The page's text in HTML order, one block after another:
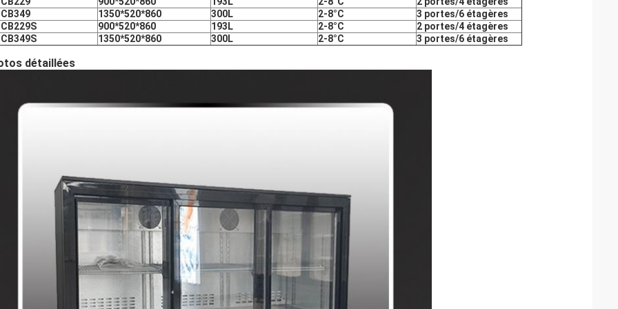
1350*520*860 300L 2-8°C
3 portes/6 étagères
900*520*860 193L 2-8°C
2 portes/4 étagères
1350*520*860 300L 2-8°C 3 portes/6 étagères
détaillées